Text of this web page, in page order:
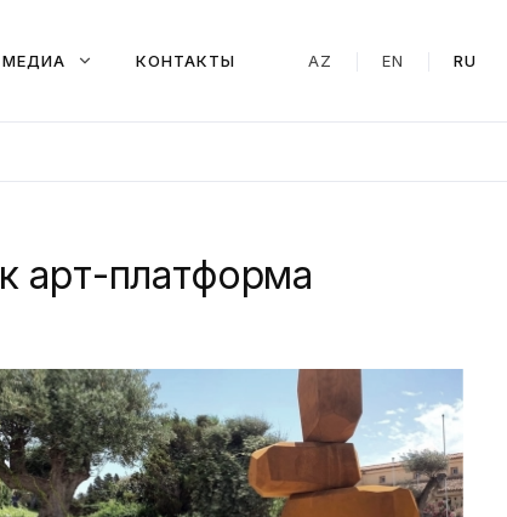
МЕДИА КОНТАКТЫ AZ EN RU
арт-платформа